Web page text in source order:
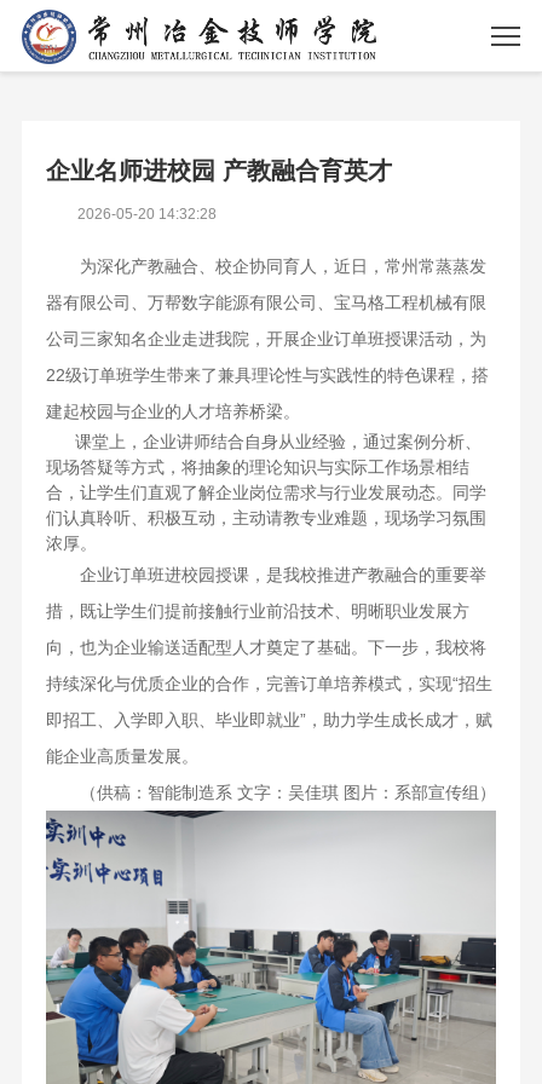
企业名师进校园 产教融合育英才
2026-05-20 14:32:28
为深化产教融合、校企协同育人，近日，常州常蒸蒸发
器有限公司、万帮数字能源有限公司、宝马格工程机械有限
公司三家知名企业走进我院，开展企业订单班授课活动，为
22级订单班学生带来了兼具理论性与实践性的特色课程，搭
建起校园与企业的人才培养桥梁。
课堂上，企业讲师结合自身从业经验，通过案例分析、
现场答疑等方式，将抽象的理论知识与实际工作场景相结
合，让学生们直观了解企业岗位需求与行业发展动态。同学
们认真聆听、积极互动，主动请教专业难题，现场学习氛围
浓厚。
企业订单班进校园授课，是我校推进产教融合的重要举
措，既让学生们提前接触行业前沿技术、明晰职业发展方
向，也为企业输送适配型人才奠定了基础。下一步，我校将
持续深化与优质企业的合作，完善订单培养模式，实现“招生
即招工、入学即入职、毕业即就业”，助力学生成长成才，赋
能企业高质量发展。
（供稿：智能制造系 文字：吴佳琪 图片：系部宣传组）